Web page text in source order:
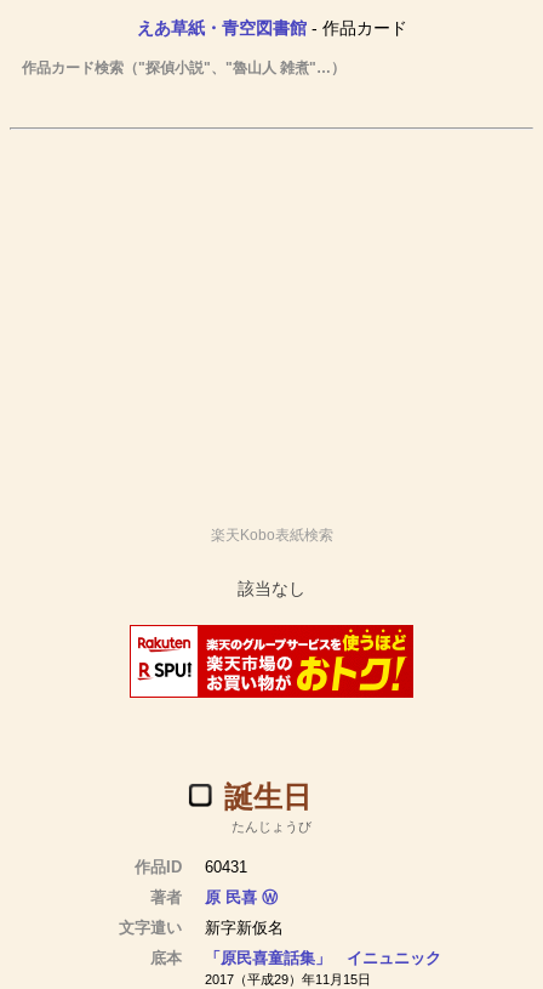
えあ草紙・青空図書館- 作品カード
作品カード検索（"探偵小説"、"魯山人 雑煮"…）
楽天Kobo表紙検索
誕生日
たんじょうび
作品ID
60431
著者
原 民喜 Ⓦ
文字遣い
新字新仮名
底本
「原民喜童話集」 イニュニック
2017（平成29）年11月15日